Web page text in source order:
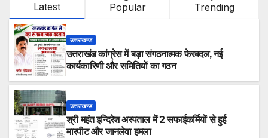
Latest Popular Trending
उत्तराखण्ड
उत्तराखंड कांग्रेस में बड़ा संगठनात्मक फेरबदल, नई
कार्यकारिणी और समितियों का गठन
उत्तराखण्ड
श्री महंत इन्दिरेश अस्पताल में 2 सफाईकर्मियों से हुई
मारपीट और जानलेवा हमला